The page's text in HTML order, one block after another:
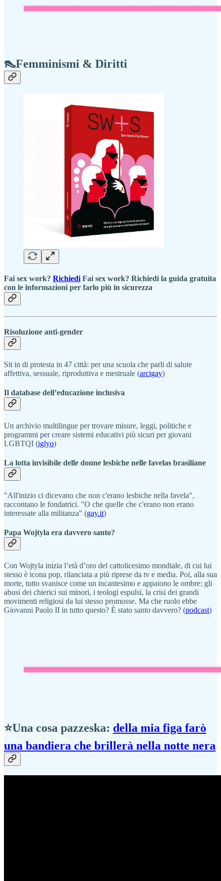
👠Femminismi & Diritti
Fai sex work? Richiedi Fai sex work? Richiedi la guida gratuita
con le informazioni per farlo più in sicurezza
Risoluzione anti-gender
Sit in di protesta in 47 città: per una scuola che parli di salute
affettiva, sessuale, riproduttiva e mestruale (arcigay)
Il database dell’educazione inclusiva
Un archivio multilingue per trovare misure, leggi, politiche e
programmi per creare sistemi educativi più sicuri per giovani
LGBTQI (iglyo)
La lotta invisibile delle donne lesbiche nelle favelas brasiliane
"All'inizio ci dicevano che non c'erano lesbiche nella favela",
raccontano le fondatrici. "O che quelle che c'erano non erano
interessate alla militanza" (gay.it)
Papa Wojtyla era davvero santo?
Con Wojtyla inizia l’età d’oro del cattolicesimo mondiale, di cui lui
stesso è icona pop, rilanciata a più riprese da tv e media. Poi, alla sua
morte, tutto svanisce come un incantesimo e appaiono le ombre: gli
abusi dei chierici sui minori, i teologi espulsi, la crisi dei grandi
movimenti religiosi da lui stesso promosse. Ma che ruolo ebbe
Giovanni Paolo II in tutto questo? È stato santo davvero? (podcast)
⭐Una cosa pazzeska: della mia figa farò
una bandiera che brillerà nella notte nera